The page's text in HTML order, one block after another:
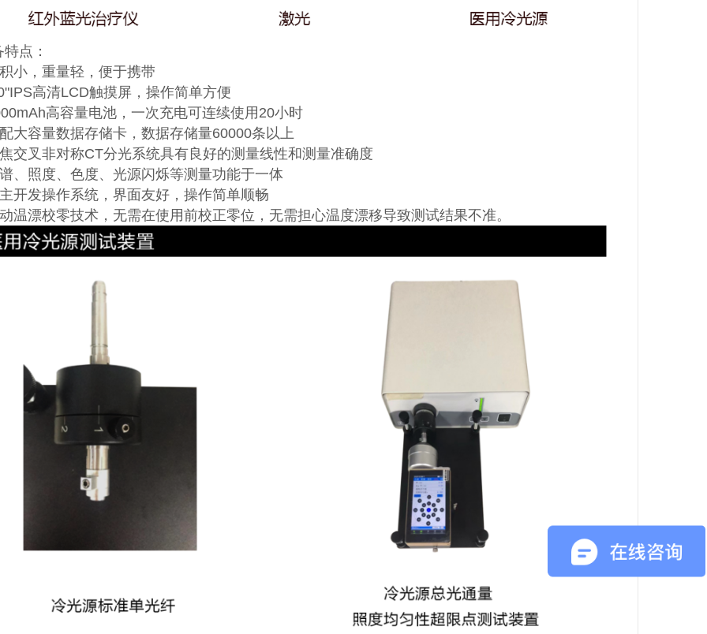
点：
小，重量轻，便于携带
高清LCD触摸屏，操作简单方便
高容量电池，一次充电可连续使用20小时
大容量数据存储卡，数据存储量60000条以上
交叉非对称CT分光系统具有良好的测量线性和测量准确度
、照度、色度、光源闪烁等测量功能于一体
开发操作系统，界面友好，操作简单顺畅
温漂校零技术，无需在使用前校正零位，无需担心温度漂移导致测试结果不准。